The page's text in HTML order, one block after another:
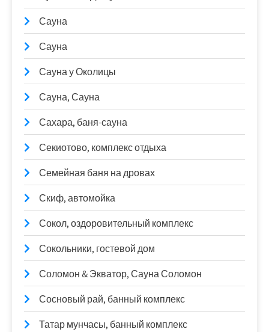
Сауна
Сауна
Сауна у Околицы
Сауна, Сауна
Сахара, баня-сауна
Секиотово, комплекс отдыха
Семейная баня на дровах
Скиф, автомойка
Сокол, оздоровительный комплекс
Сокольники, гостевой дом
Соломон & Экватор, Сауна Соломон
Сосновый рай, банный комплекс
Татар мунчасы, банный комплекс